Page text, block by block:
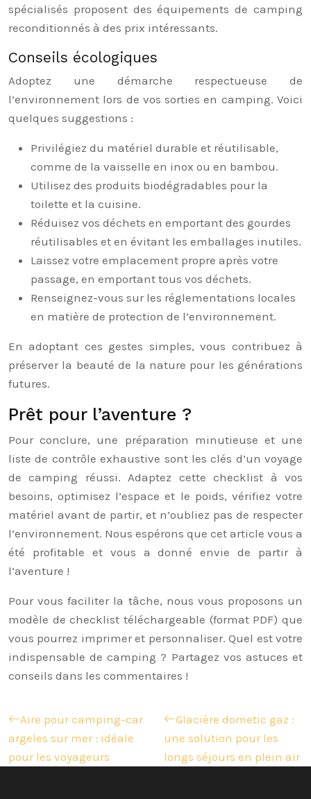
spécialisés proposent des équipements de camping
reconditionnés à des prix intéressants.
Conseils écologiques
Adoptez une démarche respectueuse de
l’environnement lors de vos sorties en camping. Voici
quelques suggestions :
Privilégiez du matériel durable et réutilisable,
comme de la vaisselle en inox ou en bambou.
Utilisez des produits biodégradables pour la
toilette et la cuisine.
Réduisez vos déchets en emportant des gourdes
réutilisables et en évitant les emballages inutiles.
Laissez votre emplacement propre après votre
passage, en emportant tous vos déchets.
Renseignez-vous sur les réglementations locales
en matière de protection de l’environnement.
En adoptant ces gestes simples, vous contribuez à
préserver la beauté de la nature pour les générations
futures.
Prêt pour l’aventure ?
Pour conclure, une préparation minutieuse et une
liste de contrôle exhaustive sont les clés d’un voyage
de camping réussi. Adaptez cette checklist à vos
besoins, optimisez l’espace et le poids, vérifiez votre
matériel avant de partir, et n’oubliez pas de respecter
l’environnement. Nous espérons que cet article vous a
été profitable et vous a donné envie de partir à
l’aventure !
Pour vous faciliter la tâche, nous vous proposons un
modèle de checklist téléchargeable (format PDF) que
vous pourrez imprimer et personnaliser. Quel est votre
indispensable de camping ? Partagez vos astuces et
conseils dans les commentaires !
Aire pour camping-car
argeles sur mer : idéale
pour les voyageurs
Glacière dometic gaz :
une solution pour les
longs séjours en plein air